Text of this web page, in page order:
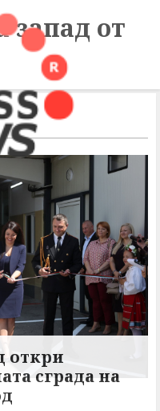
запад от
откри
сграда на